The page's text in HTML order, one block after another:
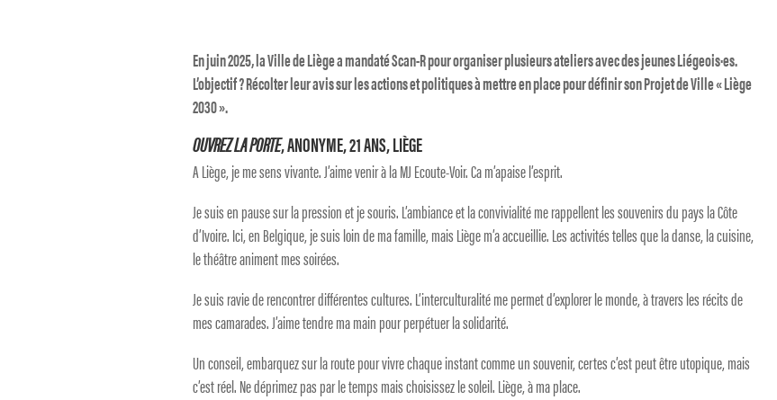
En juin 2025, la Ville de Liège a mandaté Scan-R pour organiser plusieurs ateliers avec des jeunes Liégeois·es.
L’objectif ? Récolter leur avis sur les actions et politiques à mettre en place pour définir son Projet de Ville « Liège
2030 ».
OUVREZ LA PORTE, ANONYME, 21 ANS, LIÈGE
A Liège, je me sens vivante. J’aime venir à la MJ Ecoute-Voir. Ca m’apaise l’esprit.
Je suis en pause sur la pression et je souris. L’ambiance et la convivialité me rappellent les souvenirs du pays la Côte
d’Ivoire. Ici, en Belgique, je suis loin de ma famille, mais Liège m’a accueillie. Les activités telles que la danse, la cuisine,
le théâtre animent mes soirées.
Je suis ravie de rencontrer différentes cultures. L’interculturalité me permet d’explorer le monde, à travers les récits de
mes camarades. J’aime tendre ma main pour perpétuer la solidarité.
Un conseil, embarquez sur la route pour vivre chaque instant comme un souvenir, certes c’est peut être utopique, mais
c’est réel. Ne déprimez pas par le temps mais choisissez le soleil. Liège, à ma place.